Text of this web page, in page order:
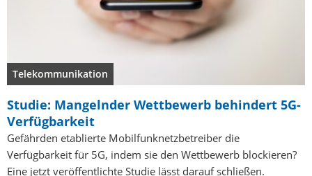
Telekommunikation
Studie: Mangelnder Wettbewerb behindert 5G-
Verfügbarkeit
Gefährden etablierte Mobilfunknetzbetreiber die
Verfügbarkeit für 5G, indem sie den Wettbewerb blockieren?
Eine jetzt veröffentlichte Studie lässt darauf schließen.